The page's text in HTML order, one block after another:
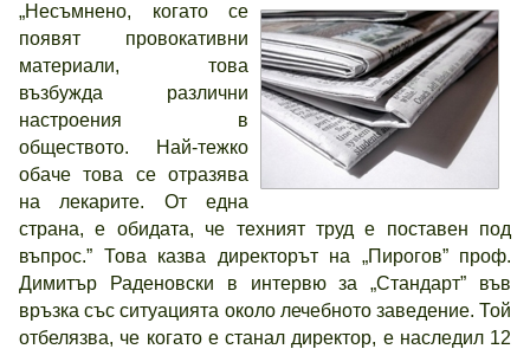
„Несъмнено, когато се
появят провокативни
материали, това
възбужда различни
настроения в
обществото. Най-тежко
обаче това се отразява
на лекарите. От една
страна, е обидата, че техният труд е поставен под
въпрос.” Това казва директорът на „Пирогов” проф.
Димитър Раденовски в интервю за „Стандарт” във
връзка със ситуацията около лечебното заведение. Той
отбелязва, че когато е станал директор, е наследил 12